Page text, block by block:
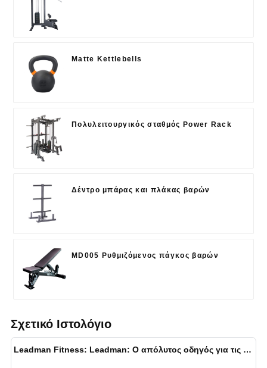
Matte Kettlebells
Πολυλειτουργικός σταθμός Power Rack
Δέντρο μπάρας και πλάκας βαρών
MD005 Ρυθμιζόμενος πάγκος βαρών
Σχετικό Ιστολόγιο
Leadman Fitness: Leadman: Ο απόλυτος οδηγός για τις σχάρες βαρών: Ο απόλυτος οδηγός για τις σχάρες βαρών